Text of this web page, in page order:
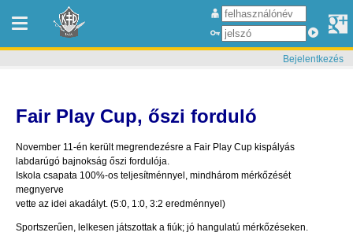
Bejelentkezés
Fair Play Cup, őszi forduló
November 11-én került megrendezésre a Fair Play Cup kispályás
labdarúgó bajnokság őszi fordulója.
Iskola csapata 100%-os teljesítménnyel, mindhárom mérkőzését
megnyerve
vette az idei akadályt. (5:0, 1:0, 3:2 eredménnyel)
Sportszerűen, lelkesen játszottak a fiúk; jó hangulatú mérkőzéseken.